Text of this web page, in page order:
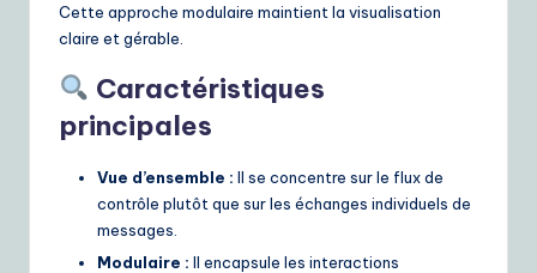
Cette approche modulaire maintient la visualisation
claire et gérable.
Caractéristiques
principales
Vue d’ensemble : Il se concentre sur le flux de
contrôle plutôt que sur les échanges individuels de
messages.
Modulaire : Il encapsule les interactions